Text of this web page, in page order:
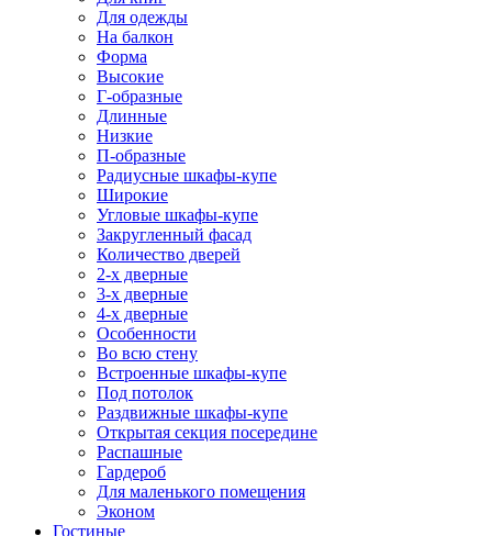
Для одежды
На балкон
Форма
Высокие
Г-образные
Длинные
Низкие
П-образные
Радиусные шкафы-купе
Широкие
Угловые шкафы-купе
Закругленный фасад
Количество дверей
2-х дверные
3-х дверные
4-х дверные
Особенности
Во всю стену
Встроенные шкафы-купе
Под потолок
Раздвижные шкафы-купе
Открытая секция посередине
Распашные
Гардероб
Для маленького помещения
Эконом
Гостиные